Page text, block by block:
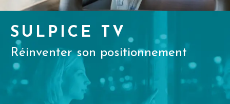
SULPICE TV
Réinventer son positionnement